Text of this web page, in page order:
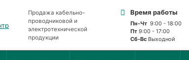
Продажа кабельно-
проводниковой и
электротехнической
продукции
Время работы
Пн-Чт9:00 - 18:00
Пт9:00 - 17:00
Сб-ВсВыходной